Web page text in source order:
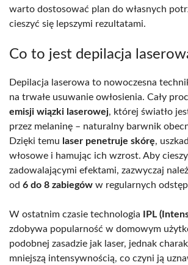
warto dostosować plan do własnych
cieszyć się lepszymi rezultatami.
Co to jest depilacja
Depilacja laserowa to nowoczesna
na trwałe usuwanie owłosienia. Cały
emisji wiązki laserowej, której światło
przez melaninę – naturalny barwnik
Dzięki temu laser penetruje skórę,
włosowe i hamując ich wzrost. Aby
zadowalającymi efektami, zazwyczaj
od 6 do 8 zabiegów w regularnych
W ostatnim czasie technologia
IPL
zdobywa popularność w domowym
podobnej zasadzie jak laser, jednak
mniejszą intensywnością, co czyni ją